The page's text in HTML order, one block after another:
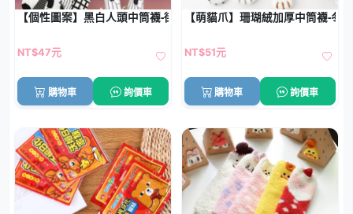
【個性圖案】黑白人頭中筒襪-街頭潮流必備單品
NT$47元
購物車 詢價車
【萌貓爪】珊瑚絨加厚中筒襪-冬
NT$51元
購物車 詢價車